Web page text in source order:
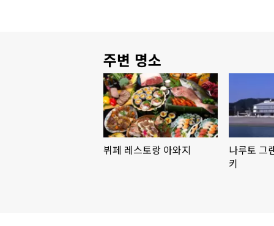
주변 명소
뷔페 레스토랑 아와지
나루토 그
키